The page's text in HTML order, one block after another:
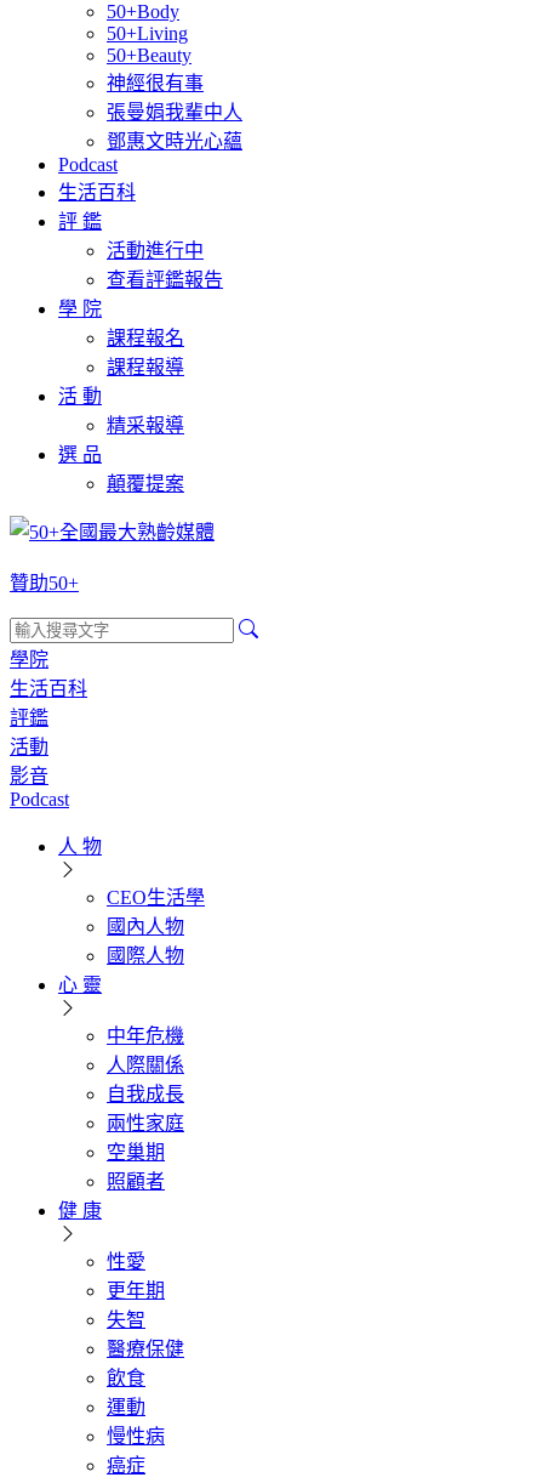
50+Body
50+Living
50+Beauty
神經很有事
張曼娟我輩中人
鄧惠文時光心蘊
Podcast
生活百科
評 鑑
活動進行中
查看評鑑報告
學 院
課程報名
課程報導
活 動
精采報導
選 品
顛覆提案
贊助50+
學院
生活百科
評鑑
活動
影音
Podcast
人 物
CEO生活學
國內人物
國際人物
心 靈
中年危機
人際關係
自我成長
兩性家庭
空巢期
照顧者
健 康
性愛
更年期
失智
醫療保健
飲食
運動
慢性病
癌症